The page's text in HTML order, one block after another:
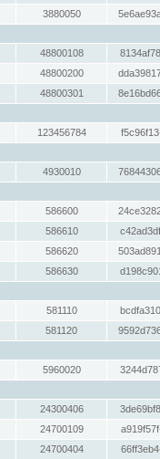
3880050
48800108
48800200
48800301
123456784
4930010
586600
586610
586620
586630
581110
581120
5960020
24300406
24700109
24700404